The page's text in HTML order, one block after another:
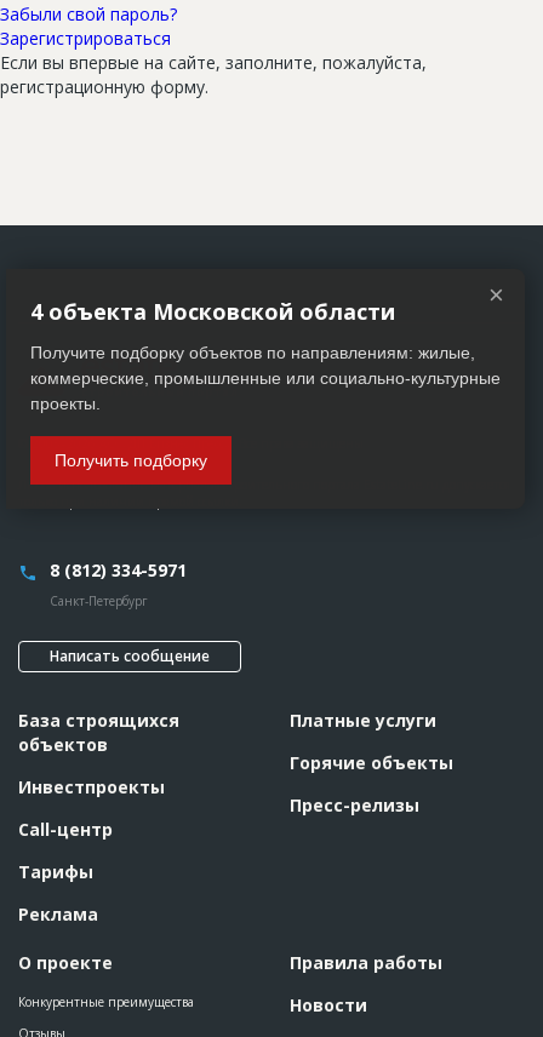
Платные услуги
Пресс-релизы
Правила работы
Забыли свой пароль?
Зарегистрироваться
Если вы впервые на сайте, заполните, пожалуйста,
регистрационную форму.
Любое использование материалов строительного портала EstateLine.ru допускается
8 (812) 334-5971
Санкт-Петербург
Написать сообщение
База строящихся
объектов
Инвестпроекты
Call-центр
Тарифы
Реклама
О проекте
Конкурентные преимущества
Отзывы
Платные услуги
Горячие объекты
Пресс-релизы
Правила работы
Новости
×
4 объекта Московской области
Получите подборку объектов по направлениям: жилые,
коммерческие, промышленные или социально-культурные
проекты.
Получить подборку